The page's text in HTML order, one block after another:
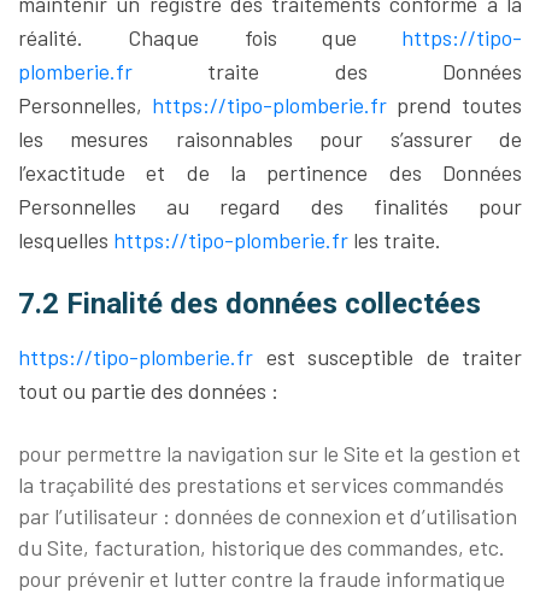
réalité. Chaque fois que
https://tipo-
plomberie.fr
traite des Données
Personnelles, https://tipo-plomberie.fr prend toutes
les mesures raisonnables pour s’assurer de
l’exactitude et de la pertinence des Données
Personnelles au regard des finalités pour
lesquelles https://tipo-plomberie.fr les traite.
7.2 Finalité des données collectées
https://tipo-plomberie.fr est susceptible de traiter
tout ou partie des données :
pour permettre la navigation sur le Site et la gestion et
la traçabilité des prestations et services commandés
par l’utilisateur : données de connexion et d’utilisation
du Site, facturation, historique des commandes, etc.
pour prévenir et lutter contre la fraude informatique